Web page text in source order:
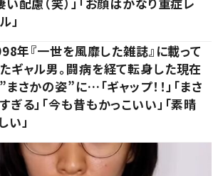
」
年『一世を風靡した雑誌』に載って
ギャル男。闘病を経て転身した現在
まさかの姿”に…「ギャップ！！」「まさ
ぎる」「今も昔もかっこいい」「素晴
い」